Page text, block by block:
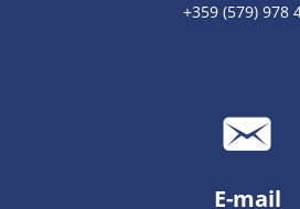
+359 (579) 978
E-mail